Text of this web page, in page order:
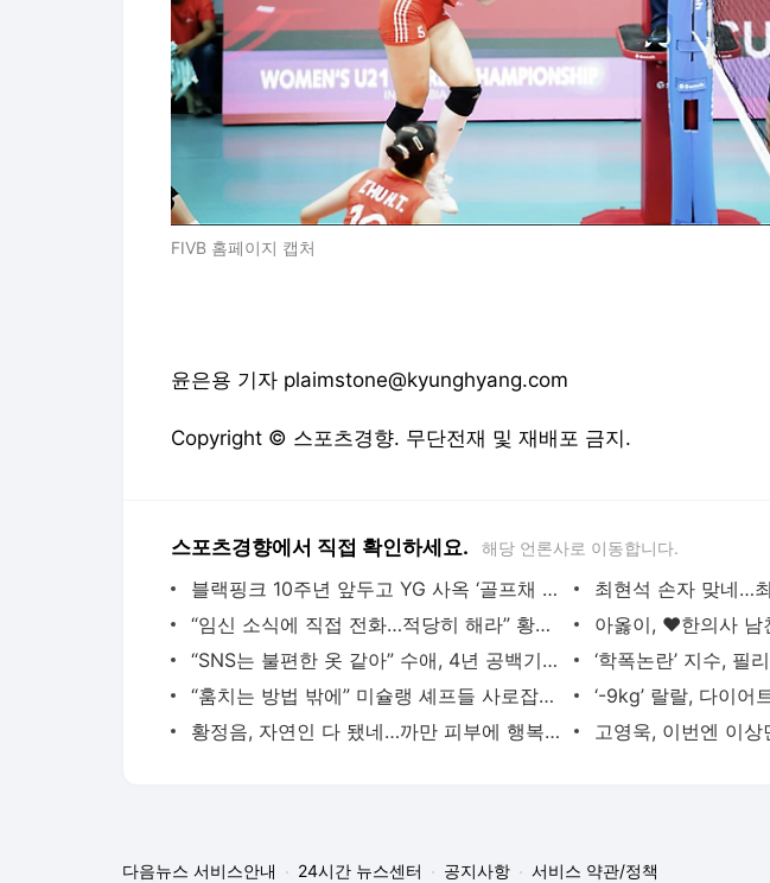
FIVB 홈페이지 캡처
윤은용 기자 plaimstone@kyunghyang.com
Copyright © 스포츠경향. 무단전재 및 재배포 금지.
스포츠경향에서 직접 확인하세요. 해당 언론사로 이동합니다.
블랙핑크 10주년 앞두고 YG 사옥 ‘골프채 난동’ 포착
“임신 소식에 직접 전화…적당히 해라” 황정민 팬 B씨, 폭로자 A씨에 일갈
“SNS는 불편한 옷 같아” 수애, 4년 공백기의 진짜 이유는 ‘편성 불발’
“훔치는 방법 밖에” 미슐랭 셰프들 사로잡은 선재스님의 발효 장독대(어서와 한국은 처음이지
황정음, 자연인 다 됐네…까만 피부에 행복한 미소 “못 알아 볼 뻔”
다음뉴스 서비스안내 24시간 뉴스센터 공지사항 서비스 약관/정책